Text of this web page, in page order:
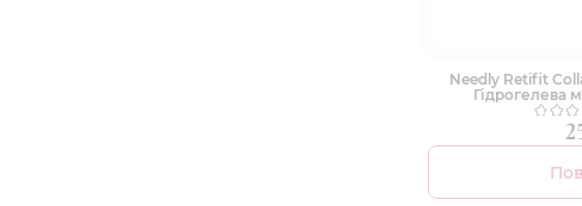
Needly Retifit
Гідрогелева